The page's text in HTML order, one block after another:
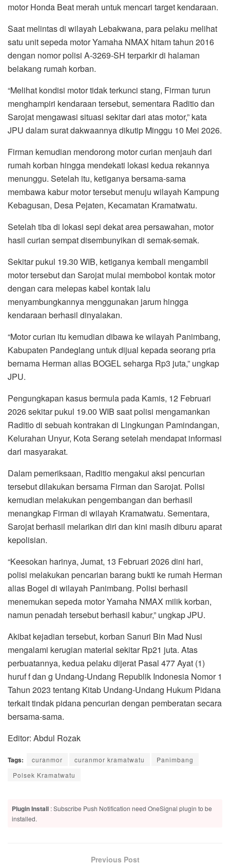
motor Honda Beat merah untuk mencari target kendaraan.
Saat melintas di wilayah Lebakwana, para pelaku melihat
satu unit sepeda motor Yamaha NMAX hitam tahun 2016
dengan nomor polisi A-3269-SH terparkir di halaman
belakang rumah korban.
“Melihat kondisi motor tidak terkunci stang, Firman turun
menghampiri kendaraan tersebut, sementara Raditio dan
Sarojat mengawasi situasi sekitar dari atas motor,” kata
JPU dalam surat dakwaannya dikutip Minggu 10 Mei 2026.
Firman kemudian mendorong motor curian menjauh dari
rumah korban hingga mendekati lokasi kedua rekannya
menunggu. Setelah itu, ketiganya bersama-sama
membawa kabur motor tersebut menuju wilayah Kampung
Kebagusan, Desa Pejaten, Kecamatan Kramatwatu.
Setelah tiba di lokasi sepi dekat area persawahan, motor
hasil curian sempat disembunyikan di semak-semak.
Sekitar pukul 19.30 WIB, ketiganya kembali mengambil
motor tersebut dan Sarojat mulai membobol kontak motor
dengan cara melepas kabel kontak lalu
menyambungkannya menggunakan jarum hingga
kendaraan berhasil dinyalakan.
“Motor curian itu kemudian dibawa ke wilayah Panimbang,
Kabupaten Pandeglang untuk dijual kepada seorang pria
bernama Herman alias BOGEL seharga Rp3 juta,” ungkap
JPU.
Pengungkapan kasus bermula pada Kamis, 12 Februari
2026 sekitar pukul 19.00 WIB saat polisi mengamankan
Raditio di sebuah kontrakan di Lingkungan Pamindangan,
Kelurahan Unyur, Kota Serang setelah mendapat informasi
dari masyarakat.
Dalam pemeriksaan, Raditio mengakui aksi pencurian
tersebut dilakukan bersama Firman dan Sarojat. Polisi
kemudian melakukan pengembangan dan berhasil
menangkap Firman di wilayah Kramatwatu. Sementara,
Sarojat berhasil melarikan diri dan kini masih diburu aparat
kepolisian.
“Keesokan harinya, Jumat, 13 Februari 2026 dini hari,
polisi melakukan pencarian barang bukti ke rumah Herman
alias Bogel di wilayah Panimbang. Polisi berhasil
menemukan sepeda motor Yamaha NMAX milik korban,
namun penadah tersebut berhasil kabur,” ungkap JPU.
Akibat kejadian tersebut, korban Sanuri Bin Mad Nusi
mengalami kerugian material sekitar Rp21 juta. Atas
perbuatannya, kedua pelaku dijerat Pasal 477 Ayat (1)
huruf f dan g Undang-Undang Republik Indonesia Nomor 1
Tahun 2023 tentang Kitab Undang-Undang Hukum Pidana
terkait tindak pidana pencurian dengan pemberatan secara
bersama-sama.
Editor: Abdul Rozak
Tags: curanmor curanmor kramatwatu
Panimbang
Polsek Kramatwatu
Plugin Install : Subscribe Push Notification need OneSignal plugin to be
installed.
Previous Post